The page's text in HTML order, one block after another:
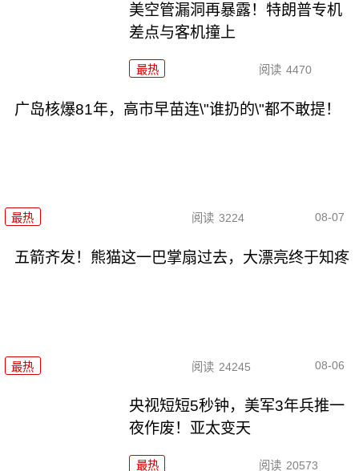
美空管漏洞再暴露！特朗普专机
差点与客机撞上
最热 阅读 4470
广岛核爆81年，高市早苗连\"谁扔的\"都不敢提！
最热 阅读 3224 08-07
五箭齐发！熊猫这一巴掌扇过去，大漂亮终于知疼
最热 阅读 24245 08-06
央视短短5秒钟，美军3年兵推一
夜作废！亚太变天
最热 阅读 20573